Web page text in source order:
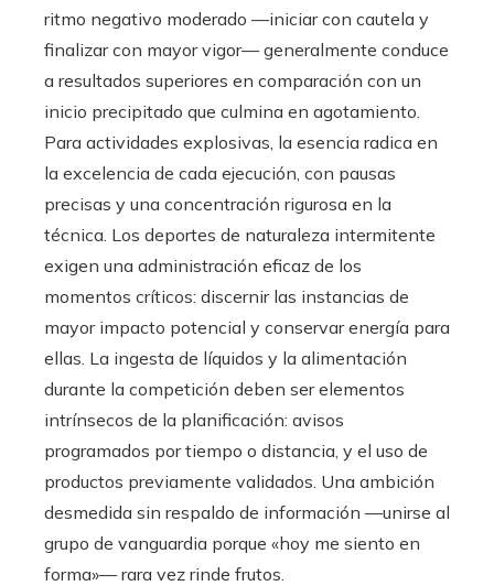
ritmo negativo moderado —iniciar con cautela y
finalizar con mayor vigor— generalmente conduce
a resultados superiores en comparación con un
inicio precipitado que culmina en agotamiento.
Para actividades explosivas, la esencia radica en
la excelencia de cada ejecución, con pausas
precisas y una concentración rigurosa en la
técnica. Los deportes de naturaleza intermitente
exigen una administración eficaz de los
momentos críticos: discernir las instancias de
mayor impacto potencial y conservar energía para
ellas. La ingesta de líquidos y la alimentación
durante la competición deben ser elementos
intrínsecos de la planificación: avisos
programados por tiempo o distancia, y el uso de
productos previamente validados. Una ambición
desmedida sin respaldo de información —unirse al
grupo de vanguardia porque «hoy me siento en
forma»— rara vez rinde frutos.